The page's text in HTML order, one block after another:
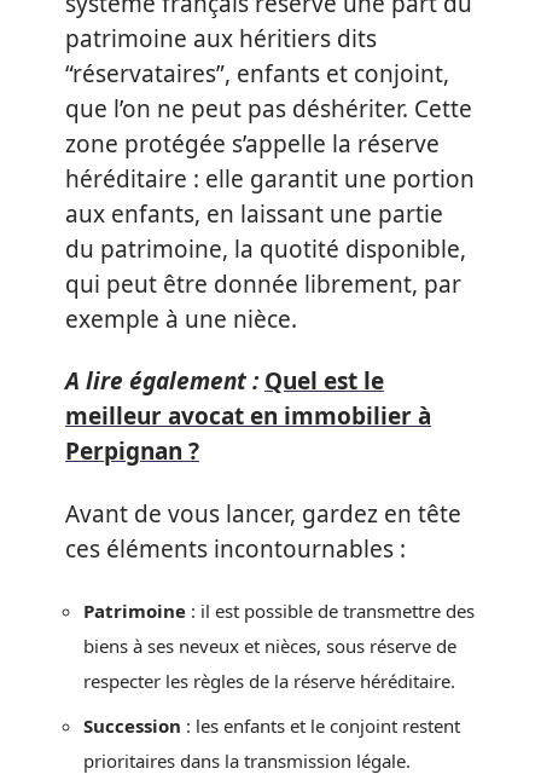
patrimoine aux héritiers dits
“réservataires”, enfants et conjoint,
que l’on ne peut pas déshériter. Cette
zone protégée s’appelle la réserve
héréditaire : elle garantit une portion
aux enfants, en laissant une partie
du patrimoine, la quotité disponible,
qui peut être donnée librement, par
exemple à une nièce.
A lire également : Quel est le
meilleur avocat en immobilier à
Perpignan ?
Avant de vous lancer, gardez en tête
ces éléments incontournables :
Patrimoine : il est possible de transmettre des
biens à ses neveux et nièces, sous réserve de
respecter les règles de la réserve héréditaire.
Succession : les enfants et le conjoint restent
prioritaires dans la transmission légale.